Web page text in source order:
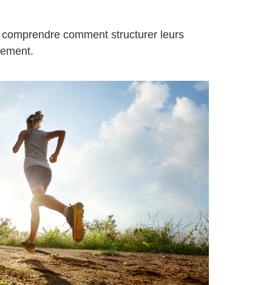
comment structurer leurs